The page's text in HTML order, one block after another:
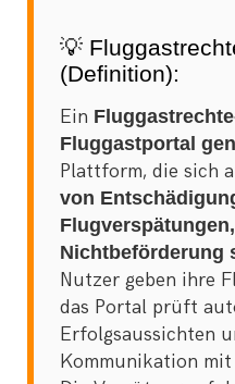
💡
(Definition):
Ein
Fluggastportal
Plattform, die sich
von
Nichtbeförderung
Nutzer geben ihre
das Portal prüft
Erfolgsaussichten
Kommunikation